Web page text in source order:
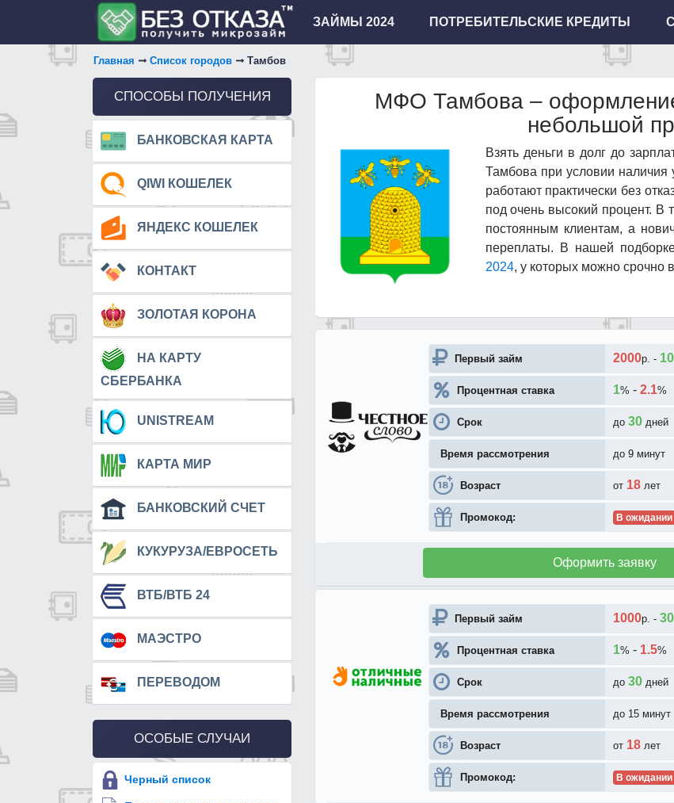
ЗАЙМЫ 2024 ПОТРЕБИТЕЛЬСКИЕ КРЕДИТЫ
Главная Список городов Тамбов
СПОСОБЫ ПОЛУЧЕНИЯ
БАНКОВСКАЯ КАРТА
QIWI КОШЕЛЕК
ЯНДЕКС КОШЕЛЕК
КОНТАКТ
ЗОЛОТАЯ КОРОНА
НА КАРТУ
СБЕРБАНКА
UNISTREAM
КАРТА МИР
БАНКОВСКИЙ СЧЕТ
КУКУРУЗА/ЕВРОСЕТЬ
ВТБ/ВТБ 24
МАЭСТРО
ПЕРЕВОДОМ
ОСОБЫЕ СЛУЧАИ
Черный список
МФО Тамбова –
небольшой
Взять деньги в долг до
Тамбова при условии наличия
работают практически без
под очень высокий процент. В
постоянным клиентам, а
переплаты. В нашей
2024, у которых можно срочно
Первый займ 2000р. -
Процентная ставка 1% - 2.1%
Срок до 30 дней
Время рассмотрения до 9 минут
Возраст от 18 лет
Промокод: В ожидании
Оформить заявку
Первый займ 1000р. -
Процентная ставка 1% - 1.5%
Срок до 30 дней
Время рассмотрения до 15 минут
Возраст от 18 лет
Промокод: В ожидании